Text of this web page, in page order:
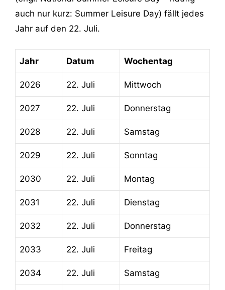
auch nur kurz: Summer Leisure Day) fällt jedes
Jahr auf den 22. Juli.
Jahr Datum Wochentag
2026 22. Juli Mittwoch
2027 22. Juli Donnerstag
2028 22. Juli Samstag
2029 22. Juli Sonntag
2030 22. Juli Montag
2031 22. Juli Dienstag
2032 22. Juli Donnerstag
2033 22. Juli Freitag
2034 22. Juli Samstag